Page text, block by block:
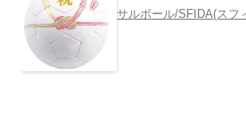
サルボール/SFIDA(スフ